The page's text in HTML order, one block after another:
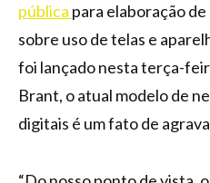
pública para elaboração
sobre uso de telas e
foi lançado nesta terça-
Brant, o atual modelo de
digitais é um fato de